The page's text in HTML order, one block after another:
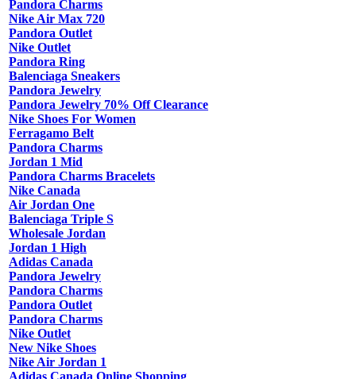
Pandora Charms
Nike Air Max 720
Pandora Outlet
Nike Outlet
Pandora Ring
Balenciaga Sneakers
Pandora Jewelry
Pandora Jewelry 70% Off Clearance
Nike Shoes For Women
Ferragamo Belt
Pandora Charms
Jordan 1 Mid
Pandora Charms Bracelets
Nike Canada
Air Jordan One
Balenciaga Triple S
Wholesale Jordan
Jordan 1 High
Adidas Canada
Pandora Jewelry
Pandora Charms
Pandora Outlet
Pandora Charms
Nike Outlet
New Nike Shoes
Nike Air Jordan 1